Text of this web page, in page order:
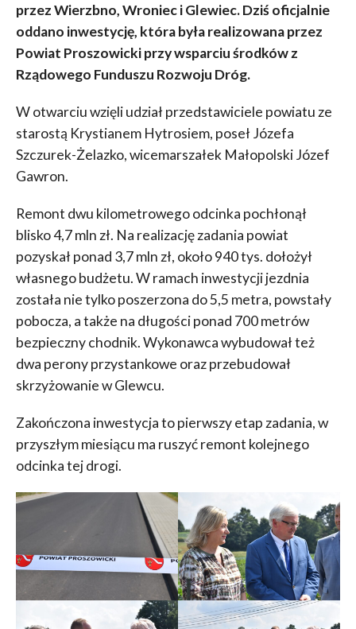
przez Wierzbno, Wroniec i Glewiec. Dziś oficjalnie
oddano inwestycję, która była realizowana przez
Powiat Proszowicki przy wsparciu środków z
Rządowego Funduszu Rozwoju Dróg.
W otwarciu wzięli udział przedstawiciele powiatu ze
starostą Krystianem Hytrosiem, poseł Józefa
Szczurek-Żelazko, wicemarszałek Małopolski Józef
Gawron.
Remont dwu kilometrowego odcinka pochłonął
blisko 4,7 mln zł. Na realizację zadania powiat
pozyskał ponad 3,7 mln zł, około 940 tys. dołożył
własnego budżetu. W ramach inwestycji jezdnia
została nie tylko poszerzona do 5,5 metra, powstały
pobocza, a także na długości ponad 700 metrów
bezpieczny chodnik. Wykonawca wybudował też
dwa perony przystankowe oraz przebudował
skrzyżowanie w Glewcu.
Zakończona inwestycja to pierwszy etap zadania, w
przyszłym miesiącu ma ruszyć remont kolejnego
odcinka tej drogi.